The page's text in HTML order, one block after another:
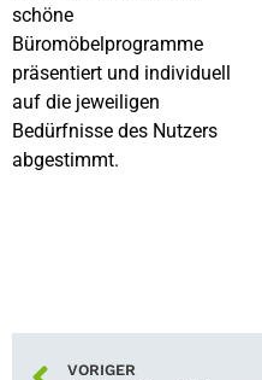
schöne
Büromöbelprogramme
präsentiert und individuell
auf die jeweiligen
Bedürfnisse des Nutzers
abgestimmt.
VORIGER